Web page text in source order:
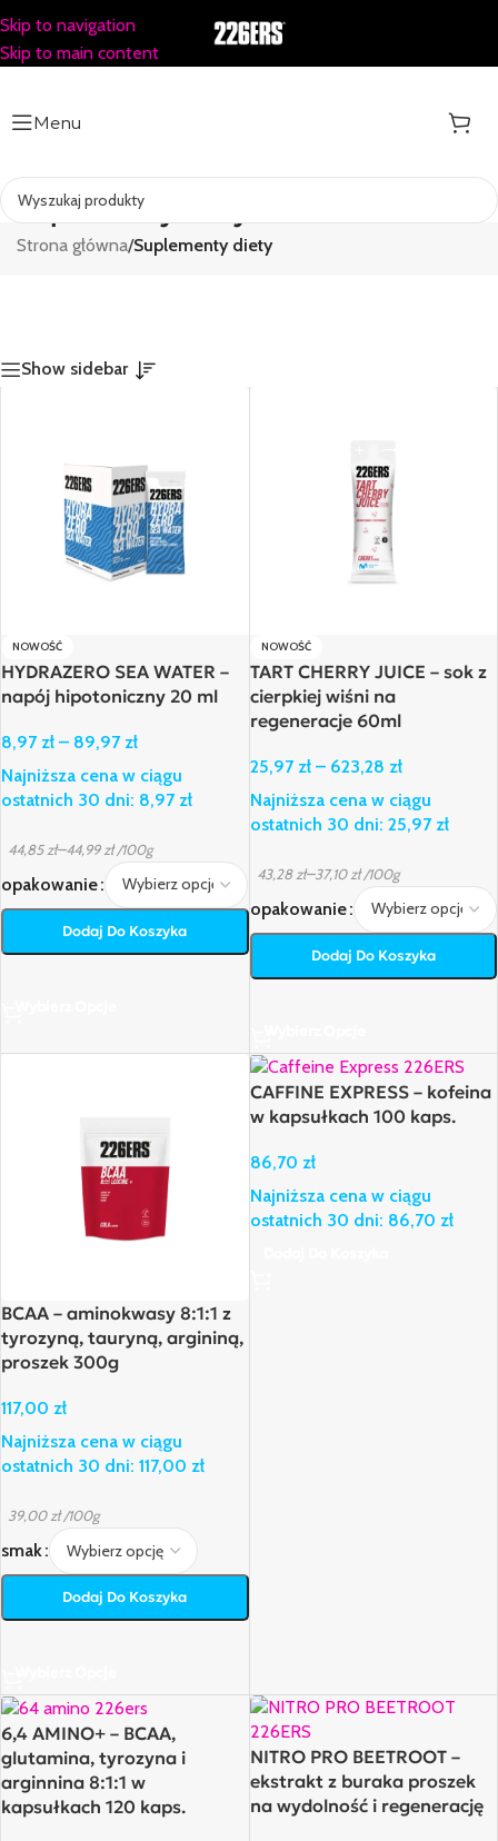
Skip to navigation
Skip to main content
Menu
Suplementy diety
Strona główna/Suplementy diety
Show sidebar
NOWOŚĆ
HYDRAZERO SEA WATER –
napój hipotoniczny 20 ml
8,97 zł – 89,97 zł
Najniższa cena w ciągu
ostatnich 30 dni: 8,97 zł
44,85zł–44,99zł /100g
opakowanie
Dodaj Do Koszyka
NOWOŚĆ
TART CHERRY JUICE – sok z
cierpkiej wiśni na
regeneracje 60ml
25,97 zł – 623,28 zł
Najniższa cena w ciągu
ostatnich 30 dni: 25,97 zł
43,28zł–37,10zł /100g
opakowanie
Dodaj Do Koszyka
BCAA – aminokwasy 8:1:1 z
tyrozyną, tauryną, argininą,
proszek 300g
117,00 zł
Najniższa cena w ciągu
ostatnich 30 dni: 117,00 zł
39,00zł /100g
smak
Dodaj Do Koszyka
CAFFINE EXPRESS – kofeina
w kapsułkach 100 kaps.
86,70 zł
Najniższa cena w ciągu
ostatnich 30 dni: 86,70 zł
6,4 AMINO+ – BCAA,
glutamina, tyrozyna i
arginnina 8:1:1 w
kapsułkach 120 kaps.
NITRO PRO BEETROOT –
ekstrakt z buraka proszek
na wydolność i regenerację